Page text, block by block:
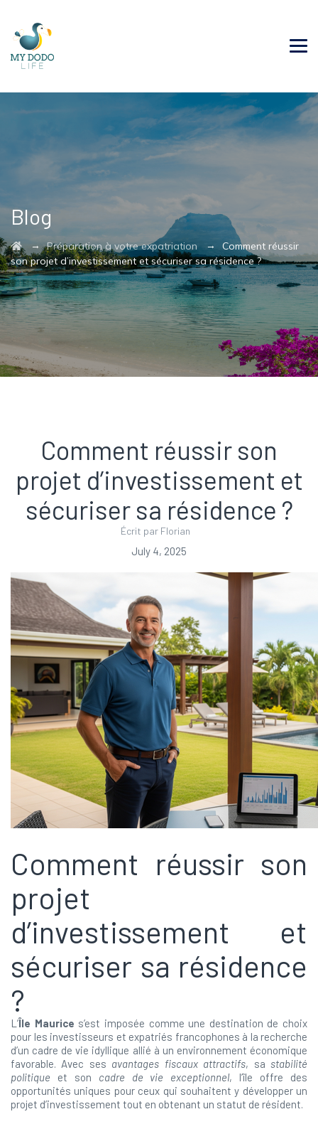
Blog
→Préparation à votre expatriation → Comment réussir
son projet d’investissement et sécuriser sa résidence ?
Comment réussir son
projet d’investissement et
sécuriser sa résidence ?
Écrit par Florian
July 4, 2025
Comment réussir son
projet
d’investissement et
sécuriser sa résidence
?
L’Île Maurice s’est imposée comme une destination de choix
pour les investisseurs et expatriés francophones à la recherche
d’un cadre de vie idyllique allié à un environnement économique
favorable. Avec ses avantages fiscaux attractifs, sastabilité
politique et son cadre de vie exceptionnel, l’île offre des
opportunités uniques pour ceux qui souhaitent y développer un
projet d’investissement tout en obtenant un statut de résident.